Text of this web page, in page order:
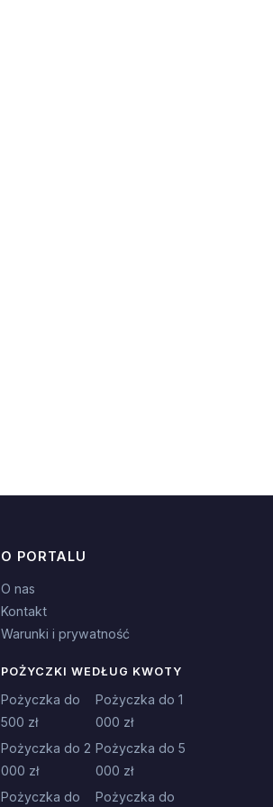
O PORTALU
O nas
Kontakt
Warunki i prywatność
POŻYCZKI WEDŁUG KWOTY
Pożyczka do
500 zł
Pożyczka do 1
000 zł
Pożyczka do 2
000 zł
Pożyczka do 5
000 zł
Pożyczka do
Pożyczka do